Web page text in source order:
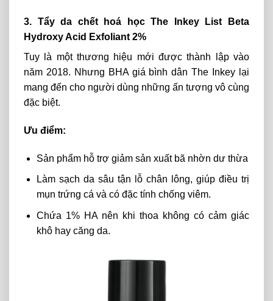
3. Tẩy da chết hoá học The Inkey List Beta
Hydroxy Acid Exfoliant 2%
Tuy là một thương hiệu mới được thành lập vào
năm 2018. Nhưng BHA giá bình dânThe Inkey lại
mang đến cho người dùng những ấn tượng vô cùng
đặc biệt.
Ưu điểm:
Sản phẩm hỗ trợ giảm sản xuất bã nhờn dư thừa
Làm sạch da sâu tận lỗ chân lông, giúp điều trị
mụn trứng cá và có đặc tính chống viêm.
Chứa 1% HA nên khi thoa không có cảm giác
khô hay căng da.